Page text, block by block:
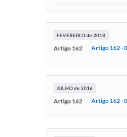
FEVEREIRO de 2018
Artigo 162 Artigo 162 -
JULHO de 2016
Artigo 162 Artigo 162 -